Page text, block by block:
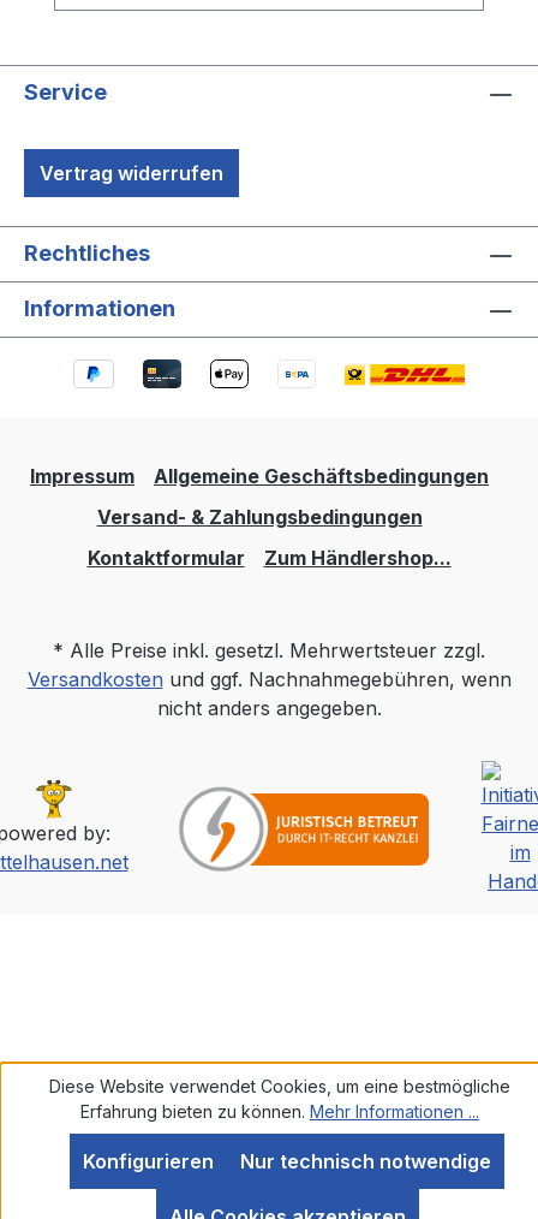
Service
Vertrag widerrufen
Rechtliches
Informationen
Impressum
Allgemeine Geschäftsbedingungen
Versand- & Zahlungsbedingungen
Kontaktformular
Zum Händlershop...
* Alle Preise inkl. gesetzl. Mehrwertsteuer zzgl.
Versandkostenund ggf. Nachnahmegebühren, wenn
nicht anders angegeben.
by:
Diese Website verwendet Cookies, um eine bestmögliche
Erfahrung bieten zu können. Mehr Informationen ...
Nur technisch notwendige
Konfigurieren
Bewertungen bei: ebay.de, amazon.de, shopvote.de ⓘ